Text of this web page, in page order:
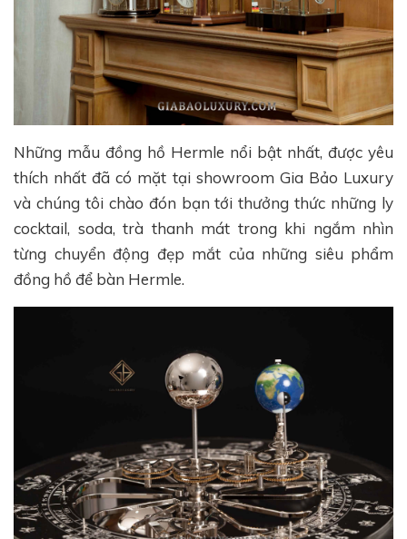
Những mẫu đồng hồ Hermle nổi bật nhất, được yêu
thích nhất đã có mặt tại showroom Gia Bảo Luxury
và chúng tôi chào đón bạn tới thưởng thức những ly
cocktail, soda, trà thanh mát trong khi ngắm nhìn
từng chuyển động đẹp mắt của những siêu phẩm
đồng hồ để bàn Hermle.